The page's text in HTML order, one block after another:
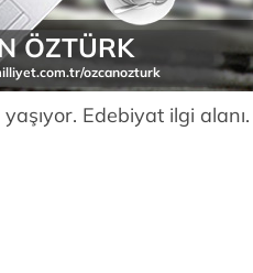
ÖZTÜRK
ozcanozturk
Edebiyat ilgi alanı.